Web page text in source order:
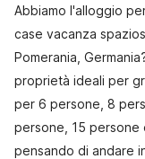
Abbiamo l'alloggio
case vacanza
Pomerania,
proprietà ideali per
per 6 persone, 8
persone, 15 persone
pensando di andare